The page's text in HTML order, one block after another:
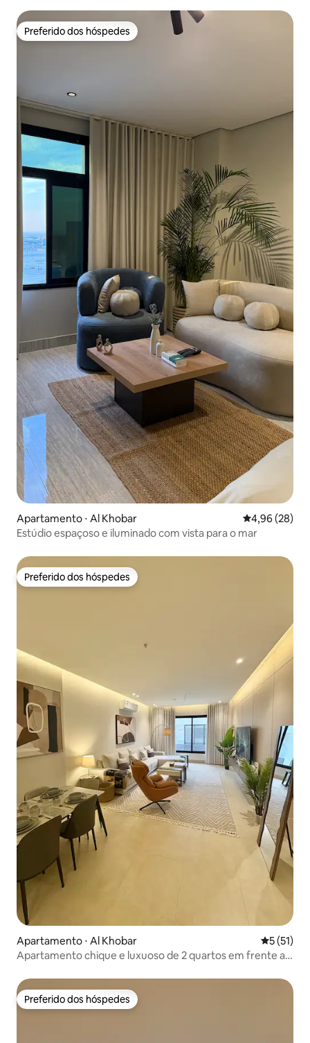
Preferido dos hóspedes
Preferido dos hóspedes
Apartamento ⋅ Al Khobar 4,96 de uma
4,96 (28)
Estúdio espaçoso e iluminado com vista para o mar
Preferido dos hóspedes
Preferido dos hóspedes
Apartamento ⋅ Al Khobar 5 de uma
5 (51)
Apartamento chique e luxuoso de 2 quartos em frente ao
Preferido dos hóspedes
Preferido dos hóspedes